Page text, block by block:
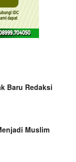
Baru Redaksi
Muslim